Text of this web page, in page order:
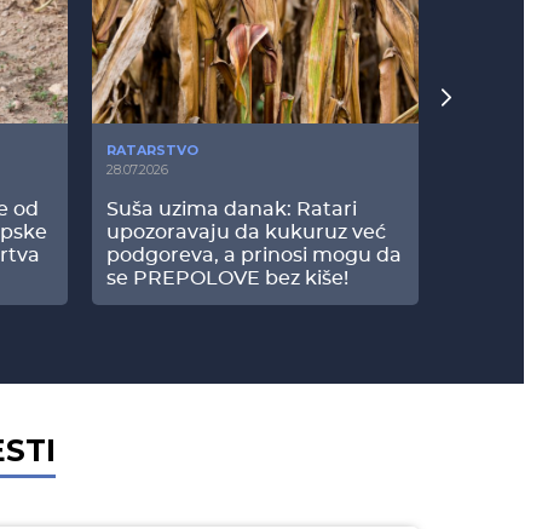
od
RATARSTVO
28.07.2026
Suša uzima danak: Ratari
upozoravaju da kukuruz već
podgoreva, a prinosi mogu da
se PREPOLOVE bez kiše!